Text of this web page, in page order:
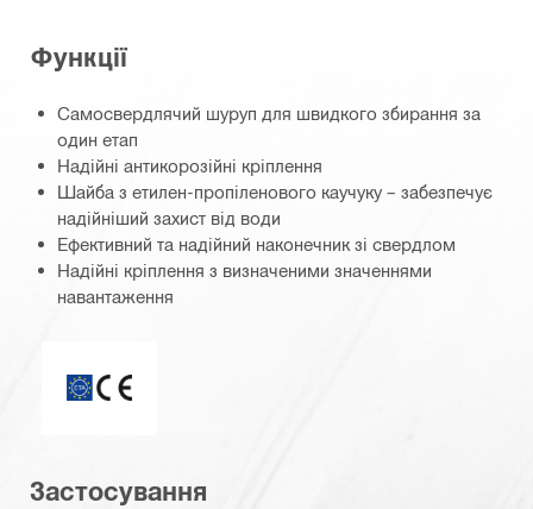
Функції
Самосвердлячий шуруп для швидкого збирання за
один етап
Надійні антикорозійні кріплення
Шайба з етилен-пропіленового каучуку – забезпечує
надійніший захист від води
Ефективний та надійний наконечник зі свердлом
Надійні кріплення з визначеними значеннями
навантаження
Застосування